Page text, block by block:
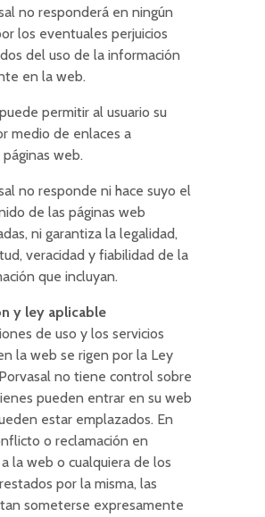
no responderá en ningún
los eventuales perjuicios
del uso de la información
en la web.
permitir al usuario su
medio de enlaces a
web.
no responde ni hace suyo el
de las páginas web
ni garantiza la legalidad,
veracidad y fiabilidad de la
que incluyan.
y ley aplicable
de uso y los servicios
la web se rigen por la Ley
no tiene control sobre
pueden entrar en su web
estar emplazados. En
o reclamación en
la web o cualquiera de los
por la misma, las
someterse expresamente